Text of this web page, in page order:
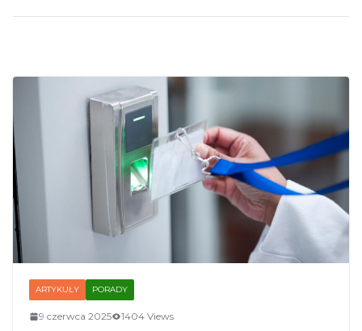
ARTYKUŁY PORADY
9 czerwca 2025 1404 Views